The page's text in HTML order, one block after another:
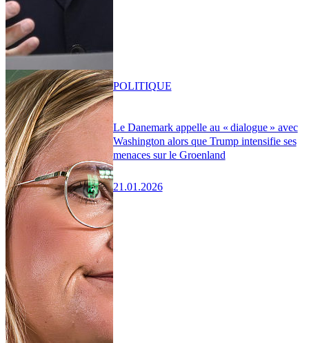
Le Danemark appelle au « dialogue » avec
Washington alors que Trump intensifie ses
menaces sur le Groenland
21.01.2026
POLITIQUE